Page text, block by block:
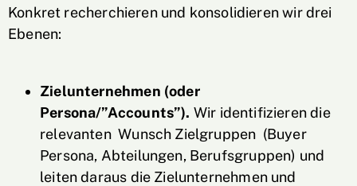
Konkret recherchieren und konsolidieren wir drei
Ebenen:
Zielunternehmen (oder
Persona/”Accounts”). Wir identifizieren die
relevanten Wunsch Zielgruppen (Buyer
Persona, Abteilungen, Berufsgruppen) und
leiten daraus die Zielunternehmen und